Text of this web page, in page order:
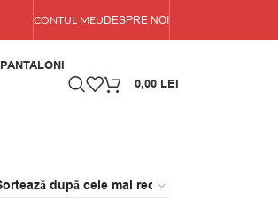
CONTUL MEUDESPRE NOI
PANTALONI
0,00 LEI